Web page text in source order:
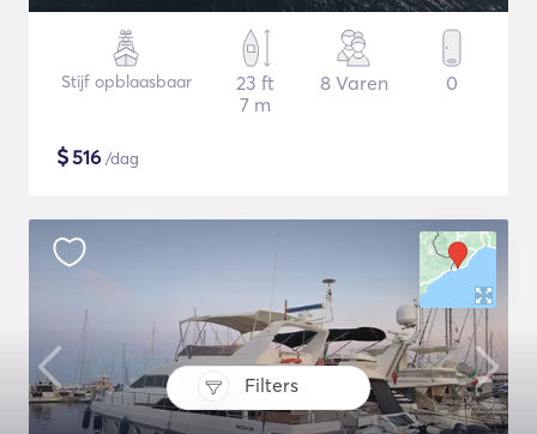
Filters
Stijf opblaasbaar
23 ft
7 m
8 Varen 0
$516 /dag